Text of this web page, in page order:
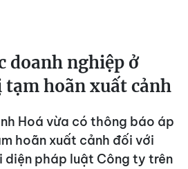
doanh nghiệp ở
tạm hoãn xuất cảnh
Hoá vừa có thông báo áp
hoãn xuất cảnh đối với
pháp luật Công ty trên